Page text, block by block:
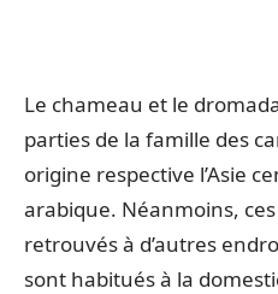
Le chameau et le
parties de la famille des
origine respective l’Asie
arabique. Néanmoins,
retrouvés à d’autres
sont habitués à la